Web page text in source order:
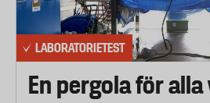
LABORATORIETEST
En pergola för alla